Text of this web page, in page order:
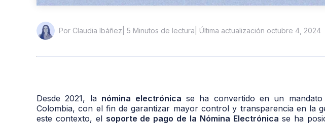
Por Claudia Ibáñez | 5 Minutos de lectura | Última actualización octubre 4, 2024
Desde 2021, la nómina electrónica se ha convertido en un
Colombia, con el fin de garantizar mayor control y transparencia en la
este contexto, el soporte de pago de la Nómina Electrónica se ha